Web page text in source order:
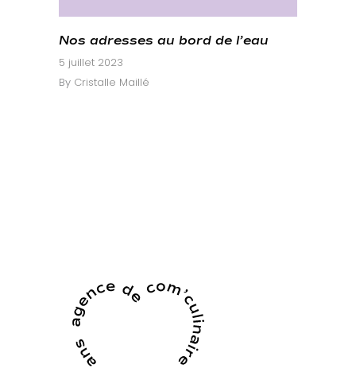
Nos adresses au bord de l’eau
5 juillet 2023
By Cristalle Maillé